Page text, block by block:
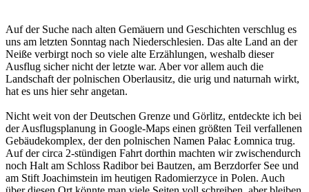
Auf der Suche nach alten Gemäuern und Geschichten verschlug es
uns am letzten Sonntag nach Niederschlesien. Das alte Land an der
Neiße verbirgt noch so viele alte Erzählungen, weshalb dieser
Ausflug sicher nicht der letzte war. Aber vor allem auch die
Landschaft der polnischen Oberlausitz, die urig und naturnah wirkt,
hat es uns hier sehr angetan.
Nicht weit von der Deutschen Grenze und Görlitz, entdeckte ich bei
der Ausflugsplanung in Google-Maps einen größten Teil verfallenen
Gebäudekomplex, der den polnischen Namen Pałac Łomnica trug.
Auf der circa 2-stündigen Fahrt dorthin machten wir zwischendurch
noch Halt am Schloss Radibor bei Bautzen, am Berzdorfer See und
am Stift Joachimstein im heutigen Radomierzyce in Polen. Auch